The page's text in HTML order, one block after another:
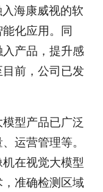
海康威视的软
化应用。同
产品，提升感
前，公司已发
型产品已广泛
运营管理等。
在视觉大模型
准确检测区域